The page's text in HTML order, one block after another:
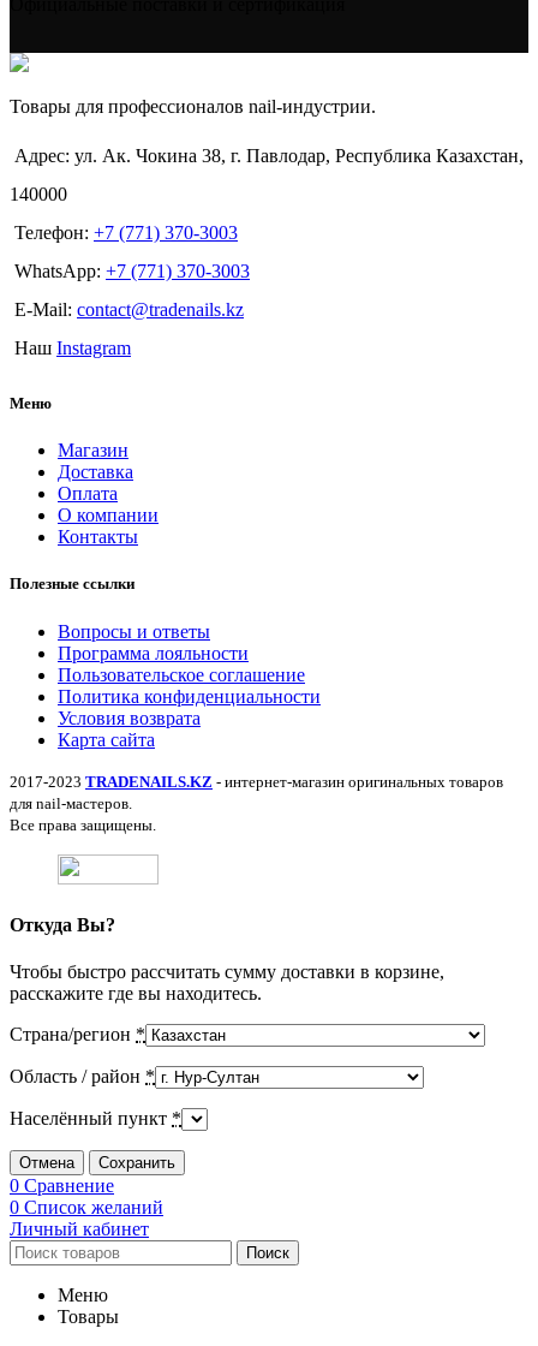
Товары для профессионалов nail-индустрии.
Адрес: ул. Ак. Чокина 38, г. Павлодар, Республика Казахстан,
140000
Телефон: +7 (771) 370-3003
WhatsApp: +7 (771) 370-3003
E-Mail: contact@tradenails.kz
Наш Instagram
Меню
Магазин
Доставка
Оплата
О компании
Контакты
Полезные ссылки
Вопросы и ответы
Программа лояльности
Пользовательское соглашение
Политика конфиденциальности
Условия возврата
Карта сайта
2017-2023 TRADENAILS.KZ - интернет-магазин оригинальных товаров
для nail-мастеров.
Все права защищены.
Откуда Вы?
Чтобы быстро рассчитать сумму доставки в корзине,
расскажите где вы находитесь.
Страна/регион *
Область / район *
Населённый пункт *
Отмена Сохранить
0 Сравнение
0 Список желаний
Личный кабинет
Поиск
Меню
Товары